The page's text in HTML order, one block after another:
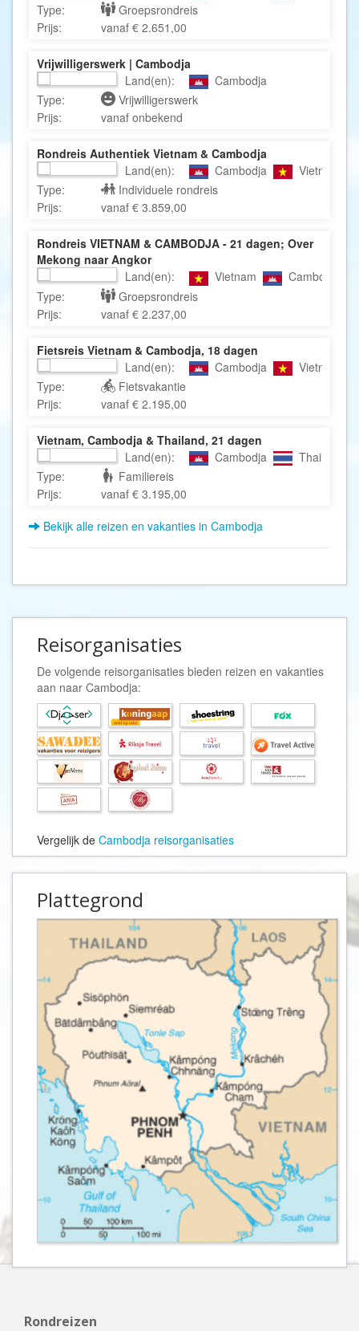
Type:
Groepsrondreis
Prijs:
vanaf € 2.651,00
Vrijwilligerswerk | Cambodja
Land(en):
Cambodja
Type:
Vrijwilligerswerk
Prijs:
vanaf onbekend
Rondreis Authentiek Vietnam & Cambodja
Land(en):
Cambodja
Vietnam
Type:
Individuele rondreis
Prijs:
vanaf € 3.859,00
Rondreis VIETNAM & CAMBODJA - 21 dagen; Over
Mekong naar Angkor
Land(en):
Vietnam
Cambodja
Type:
Groepsrondreis
Prijs:
vanaf € 2.237,00
Fietsreis Vietnam & Cambodja, 18 dagen
Land(en):
Cambodja
Vietnam
Type:
Fietsvakantie
Prijs:
vanaf € 2.195,00
Vietnam, Cambodja & Thailand, 21 dagen
Land(en):
Cambodja
Thailand
Type:
Familiereis
Prijs:
vanaf € 3.195,00
Bekijk alle reizen en vakanties in Cambodja
Reisorganisaties
De volgende reisorganisaties bieden reizen en vakanties
aan naar Cambodja:
Vergelijk de Cambodja reisorganisaties
Plattegrond
Rondreizen